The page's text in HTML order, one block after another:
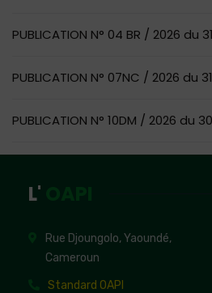
PUBLICATION N° 04 BR / 2026 du
PUBLICATION N° 07NC / 2026 du
PUBLICATION N° 10DM / 2026 du
L'
Rue Djoungolo, Yaoundé,
Cameroun
Standard OAPI